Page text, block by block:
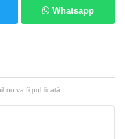
Whatsapp
nu va fi publicată.